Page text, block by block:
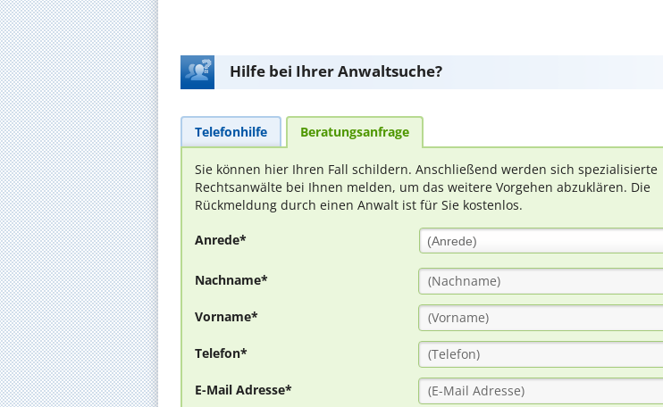
Hilfe bei Ihrer Anwaltsuche?
Telefonhilfe Beratungsanfrage
Sie können hier Ihren Fall schildern. Anschließend werden sich spezialisierte
Rechtsanwälte bei Ihnen melden, um das weitere Vorgehen abzuklären. Die
Rückmeldung durch einen Anwalt ist für Sie kostenlos.
Anrede* (Anrede)
Nachname*
Vorname*
Telefon*
E-Mail Adresse*